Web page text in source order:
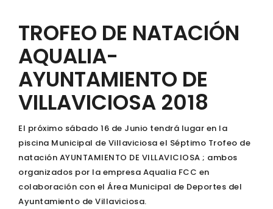
TROFEO DE NATACIÓN
AQUALIA-
AYUNTAMIENTO DE
VILLAVICIOSA 2018
El próximo sábado 16 de Junio tendrá lugar en la
piscina Municipal de Villaviciosa el Séptimo Trofeo de
natación AYUNTAMIENTO DE VILLAVICIOSA ; ambos
organizados por la empresa Aqualia FCC en
colaboración con el Área Municipal de Deportes del
Ayuntamiento de Villaviciosa.